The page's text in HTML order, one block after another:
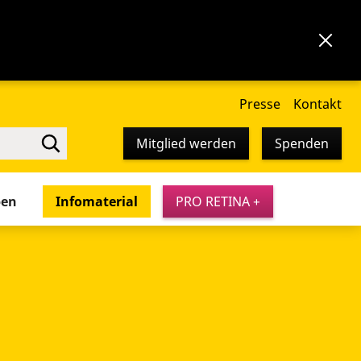
Presse Kontakt
Mitglied werden Spenden
Infomaterial PRO RETINA +